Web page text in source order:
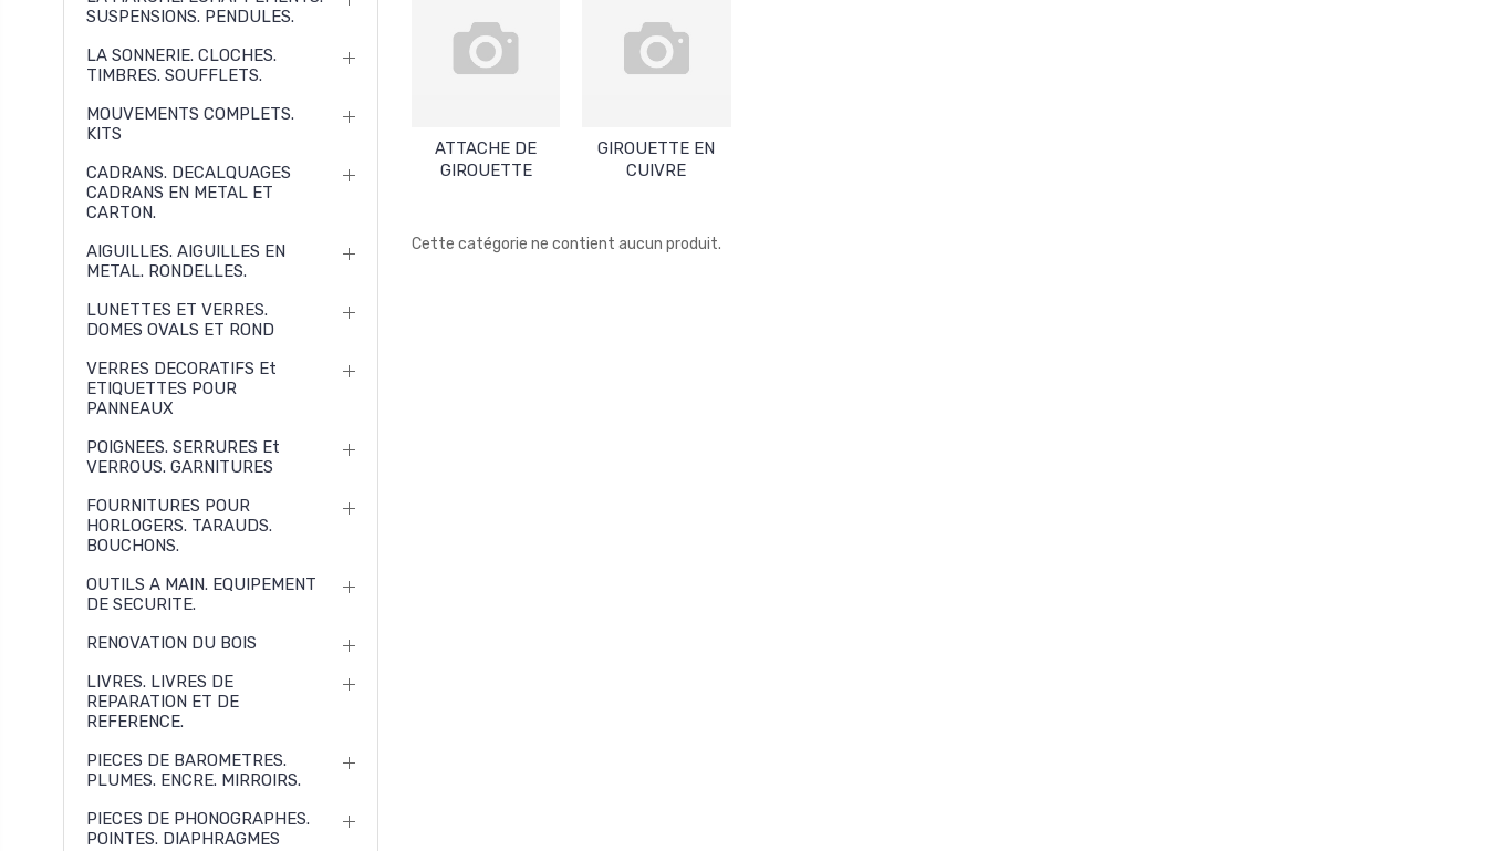
SUSPENSIONS. PENDULES.
LA SONNERIE. CLOCHES.
TIMBRES. SOUFFLETS.
MOUVEMENTS COMPLETS.
KITS
CADRANS. DECALQUAGES
CADRANS EN METAL ET
CARTON.
AIGUILLES. AIGUILLES EN
METAL. RONDELLES.
LUNETTES ET VERRES.
DOMES OVALS ET ROND
VERRES DECORATIFS Et
ETIQUETTES POUR
PANNEAUX
POIGNEES. SERRURES Et
VERROUS. GARNITURES
FOURNITURES POUR
HORLOGERS. TARAUDS.
BOUCHONS.
OUTILS A MAIN. EQUIPEMENT
DE SECURITE.
RENOVATION DU BOIS
LIVRES. LIVRES DE
REPARATION ET DE
REFERENCE.
PIECES DE BAROMETRES.
PLUMES. ENCRE. MIRROIRS.
PIECES DE PHONOGRAPHES.
POINTES. DIAPHRAGMES
ATTACHE DE
GIROUETTE
GIROUETTE EN
CUIVRE
Cette catégorie ne contient aucun produit.